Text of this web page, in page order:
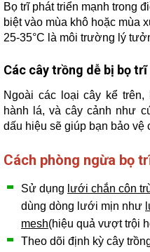
Bọ trĩ phát triển mạnh trong
biệt vào mùa khô hoặc mùa
25-35°C là môi trường lý
Các cây trồng dễ bị bọ
Ngoài các loại cây kể
hành lá, và cây cảnh như
dấu hiệu sẽ giúp bạn bảo vệ
Cách phòng ngừa bọ
Sử dụng lưới chắn côn
dùng dòng lưới mịn như
mesh(hiệu quả vượt trội
Theo dõi định kỳ cây